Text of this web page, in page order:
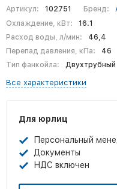
Артикул: 102751 Бренд:
Охлаждение, кВт:
16.1
Расход воды, л/мин:
46,4
Перепад давления, кПа:
46
Тип фанкойла:
Двухтрубный
Все характеристики
Для юрлиц
Персональный
Документы
НДС включен